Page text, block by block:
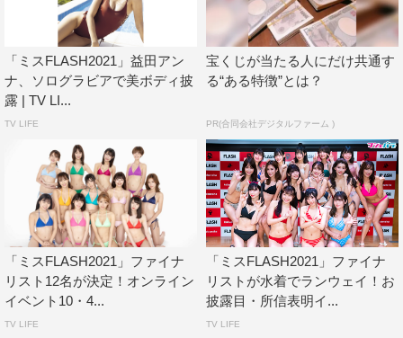
うになったときに“絶対に勝ち取ろう！”と励ましていただ
いたり、“見た目がキツそうなのにポンコツなところがア
ンナちゃんのいいところ！”と応援していただいたのが忘
れられない思い出です。特技はレースクイーン時代にくび
れ作りのために始めたフラフープ。今年はくびれで魅せま
＜プロフィール＞
ますだ・あんな
1994年10月16日生まれ。大阪府出身。26歳。T165・
B79（D）W58H87
レースクイーンチーム「2017 Pacific Fairies9」のメンバ
ーとして活躍。2018年にはファッション誌『JELLY』
（文友舎）の専属モデルも務めた。
「ミスFLASH2021」益田アン
ナ、ソログラビアで美ボディ披
露 | TV LI...
TV LIFE
宝くじが当たる人にだけ共通す
る“ある特徴”とは？
PR(合同会社デジタルファーム )
「ミスFLASH2021」ファイナ
リスト12名が決定！オンライン
イベント10・4...
TV LIFE
「ミスFLASH2021」ファイナ
リストが水着でランウェイ！お
披露目・所信表明イ...
TV LIFE